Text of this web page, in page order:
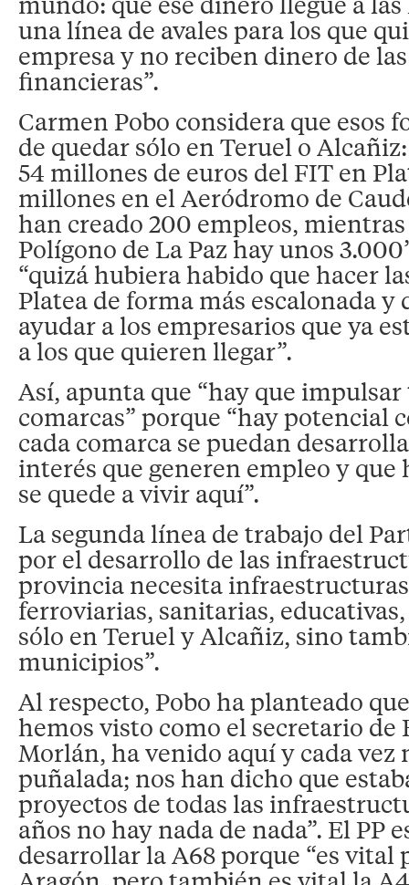
una línea de avales para los que
empresa y no reciben dinero de
financieras”.
Carmen Pobo considera que esos
de quedar sólo en Teruel o
54 millones de euros del FIT en
millones en el Aeródromo de
han creado 200 empleos,
Polígono de La Paz hay unos
“quizá hubiera habido que hacer
Platea de forma más escalonada y
ayudar a los empresarios que ya
a los que quieren llegar”.
Así, apunta que “hay que impulsar
comarcas” porque “hay potencial
cada comarca se puedan
interés que generen empleo y que
se quede a vivir aquí”.
La segunda línea de trabajo del
por el desarrollo de las
provincia necesita
ferroviarias, sanitarias,
sólo en Teruel y Alcañiz, sino
municipios”.
Al respecto, Pobo ha planteado
hemos visto como el secretario de
Morlán, ha venido aquí y cada vez
puñalada; nos han dicho que
proyectos de todas las
años no hay nada de nada”. El PP
desarrollar la A68 porque “es vital